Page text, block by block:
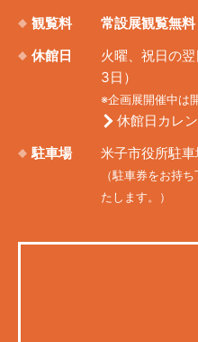
観覧料
常設展観覧無料
休館日
火曜、祝日の
3日）
※企画展開催中は
休館日カレ
駐車場
米子市役所駐車
（駐車券をお持
たします。）